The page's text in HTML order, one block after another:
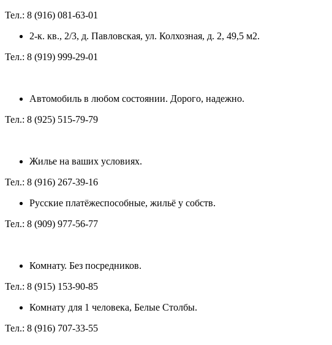
Тел.: 8 (916) 081-63-01
2-к. кв., 2/3, д. Павловская, ул. Колхозная, д. 2, 49,5 м2.
Тел.: 8 (919) 999-29-01
Автомобиль в любом состоянии. Дорого, надежно.
Тел.: 8 (925) 515-79-79
Жилье на ваших условиях.
Тел.: 8 (916) 267-39-16
Русские платёжеспособные, жильё у собств.
Тел.: 8 (909) 977-56-77
Комнату. Без посредников.
Тел.: 8 (915) 153-90-85
Комнату для 1 человека, Белые Столбы.
Тел.: 8 (916) 707-33-55